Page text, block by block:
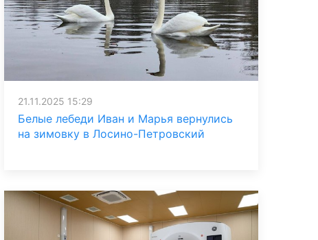
21.11.2025 15:29
Белые лебеди Иван и Марья вернулись
на зимовку в Лосино-Петровский